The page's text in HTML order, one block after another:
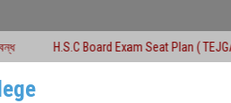
Exam Seat Plan ( TEJGAON COLLEGE)